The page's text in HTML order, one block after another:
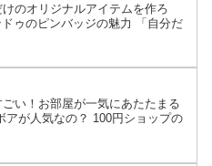
のオリジナルアイテムを作ろ
ゥのピンバッジの魅力 「自分だ
い！お部屋が一気にあたたまる
が人気なの？ 100円ショップの